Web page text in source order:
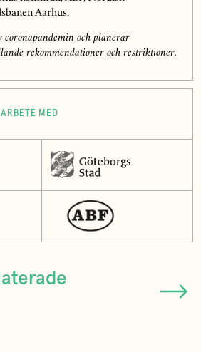
Aarhus.
och planerar
rekommendationer och restriktioner.
MED